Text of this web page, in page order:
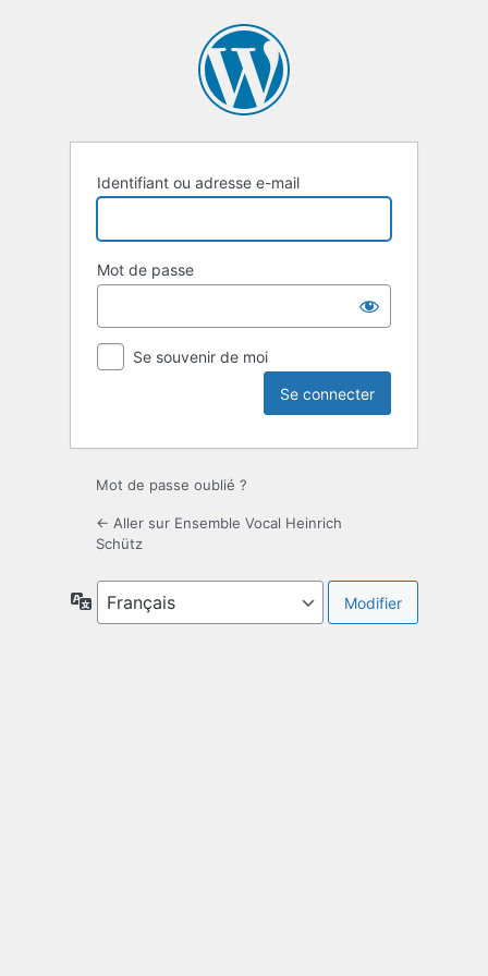
Identifiant ou adresse e-mail
Mot de passe
Se souvenir de moi
Mot de passe oublié ?
← Aller sur Ensemble Vocal Heinrich
Schütz
Langue